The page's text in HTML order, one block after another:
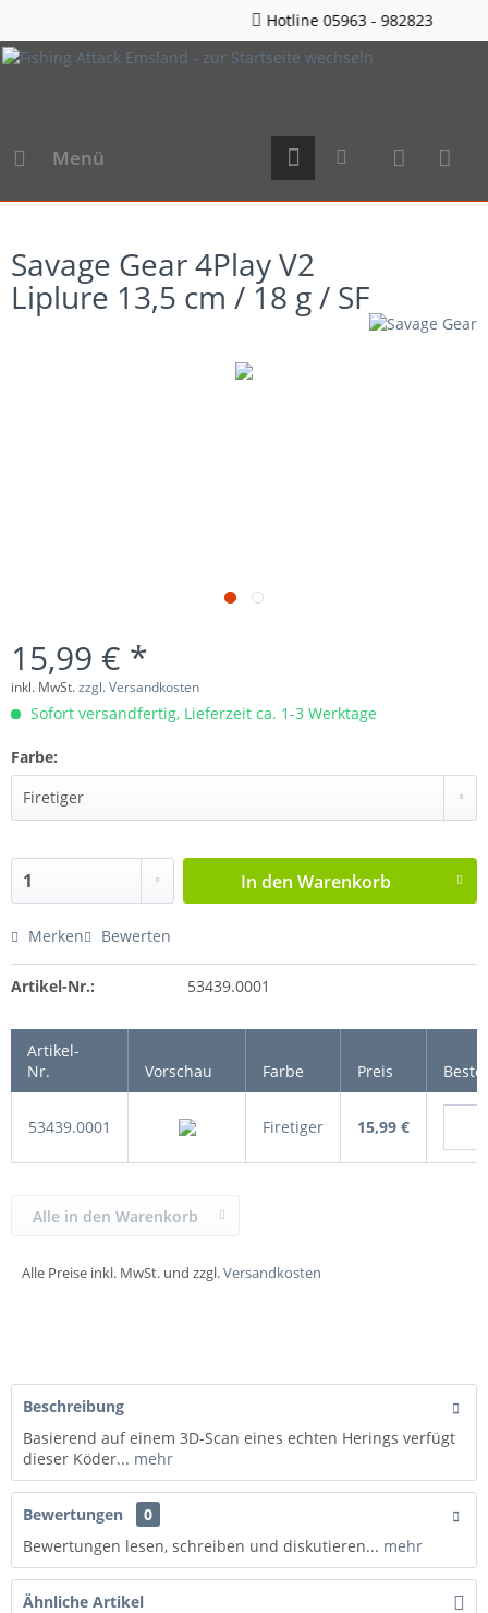
Hotline 05963 - 982823
Menü
Savage Gear 4Play V2
Liplure 13,5 cm / 18 g / SF
15,99 € *
inkl. MwSt.zzgl. Versandkosten
Sofort versandfertig, Lieferzeit ca. 1-3 Werktage
Farbe:
In den Warenkorb
Merken Bewerten
Artikel-Nr.: 53439.0001
Artikel-
Nr.
Vorschau Farbe Preis
53439.0001 Firetiger 15,99 €
Alle Preise inkl. MwSt. und zzgl.Versandkosten
Alle in den Warenkorb
Beschreibung
Basierend auf einem 3D-Scan eines echten Herings verfügt
dieser Köder... mehr
Bewertungen
0
Bewertungen lesen, schreiben und diskutieren... mehr
Ähnliche Artikel